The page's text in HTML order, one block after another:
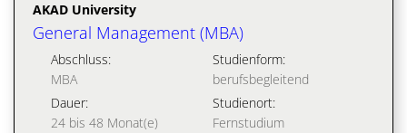
AKAD University
General Management (MBA)
Abschluss:
MBA
Studienform:
berufsbegleitend
Dauer:
24 bis 48 Monat(e)
Studienort:
Fernstudium